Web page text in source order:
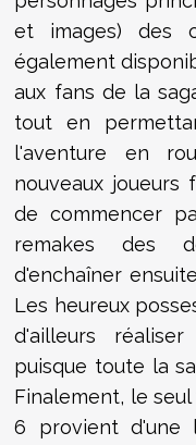
et images) des
également
aux fans de la
tout en
l'aventure en
nouveaux
de commencer
remakes des
d'enchaîner
Les heureux
d'ailleurs
puisque toute la
Finalement, le
6 provient d'une